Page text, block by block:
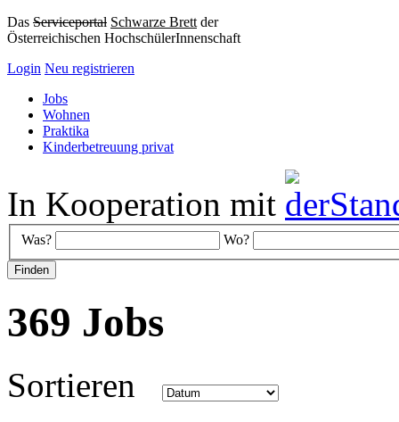
Das Serviceportal Schwarze Brett der
Österreichischen HochschülerInnenschaft
Login Neu registrieren
Jobs
Wohnen
Praktika
Kinderbetreuung privat
In Kooperation mit
Was? Wo?
369 Jobs
Sortieren